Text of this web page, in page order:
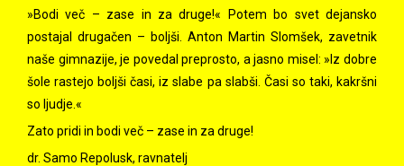
»Bodi več – zase in za druge!« Potem bo svet dejansko
postajal drugačen – boljši. Anton Martin Slomšek, zavetnik
naše gimnazije, je povedal preprosto, a jasno misel: »Iz dobre
šole rastejo boljši časi, iz slabe pa slabši. Časi so taki, kakršni
so ljudje.«
Zato pridi in bodi več – zase in za druge!
dr. Samo Repolusk, ravnatelj